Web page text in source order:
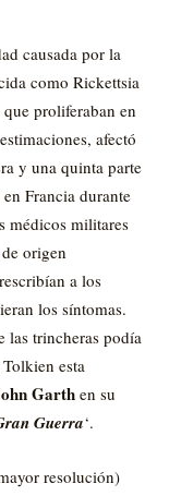
causada por la
como Rickettsia
proliferaban en
afectó
y una quinta parte
Francia durante
médicos militares
origen
a los
los síntomas.
las trincheras podía
esta
Garthen su
Guerra‘.
resolución)